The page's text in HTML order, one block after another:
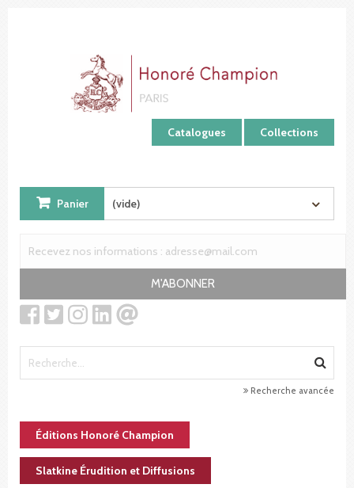
Catalogues Collections
Panier (vide)
M'ABONNER
Recherche avancée
Éditions Honoré Champion
Slatkine Érudition et Diffusions